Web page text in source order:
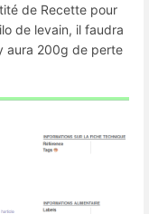
de Recette pour
de levain, il faudra
aura 200g de perte